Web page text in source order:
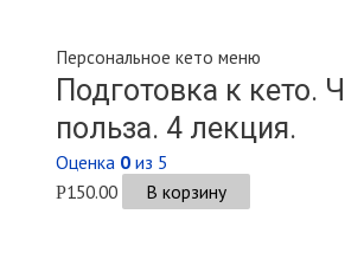
Персональное кето меню
Подготовка к кето.
польза. 4 лекция.
Оценка 0из 5
Р150.00 В корзину